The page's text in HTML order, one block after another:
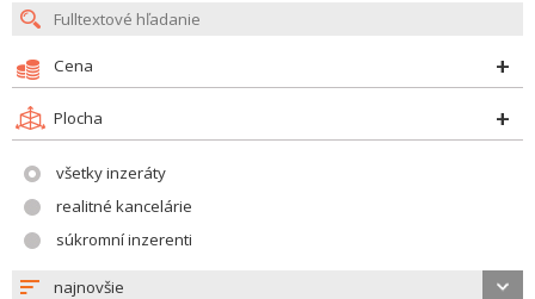
Cena
Plocha
všetky inzeráty
realitné kancelárie
súkromní inzerenti
najnovšie